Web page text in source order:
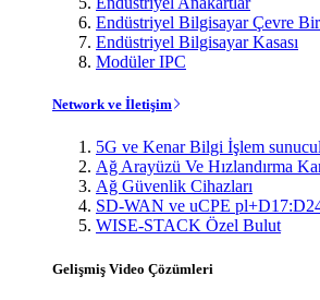
Endüstriyel Bilgisayar Çevre
Endüstriyel Bilgisayar Kasası
Modüler IPC
Network ve İletişim
5G ve Kenar Bilgi İşlem
Ağ Arayüzü Ve Hızlandırma
Ağ Güvenlik Cihazları
SD-WAN ve uCPE
WISE-STACK Özel Bulut
Gelişmiş Video Çözümleri